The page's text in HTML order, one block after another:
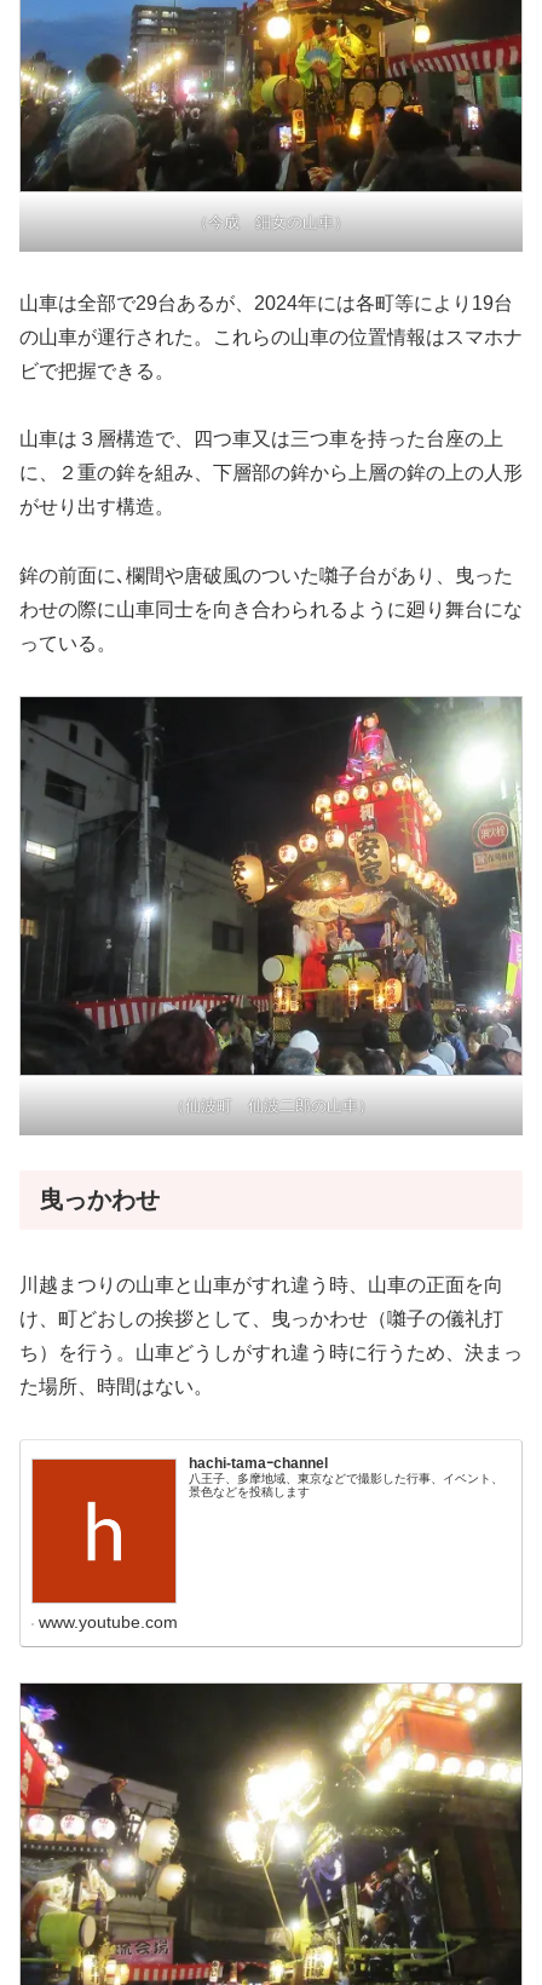
（今成 鈿女の山車）
山車は全部で29台あるが、2024年には各町等により19台
の山車が運行された。これらの山車の位置情報はスマホナ
ビで把握できる。
山車は３層構造で、四つ車又は三つ車を持った台座の上
に、２重の鉾を組み、下層部の鉾から上層の鉾の上の人形
がせり出す構造。
鉾の前面に､欄間や唐破風のついた囃子台があり、曳った
わせの際に山車同士を向き合わられるように廻り舞台にな
っている。
（仙波町 仙波二郎の山車）
曳っかわせ
川越まつりの山車と山車がすれ違う時、山車の正面を向
け、町どおしの挨拶として、曳っかわせ（囃子の儀礼打
ち）を行う。山車どうしがすれ違う時に行うため、決まっ
た場所、時間はない。
hachi-tamaｰchannel
八王子、多摩地域、東京などで撮影した行事、イベント、
景色などを投稿します
www.youtube.com